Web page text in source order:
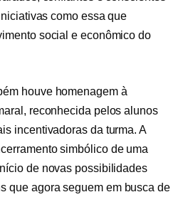
como essa que
social e econômico do
houve homenagem à
reconhecida pelos alunos
incentivadoras da turma. A
simbólico de uma
de novas possibilidades
que agora seguem em busca de